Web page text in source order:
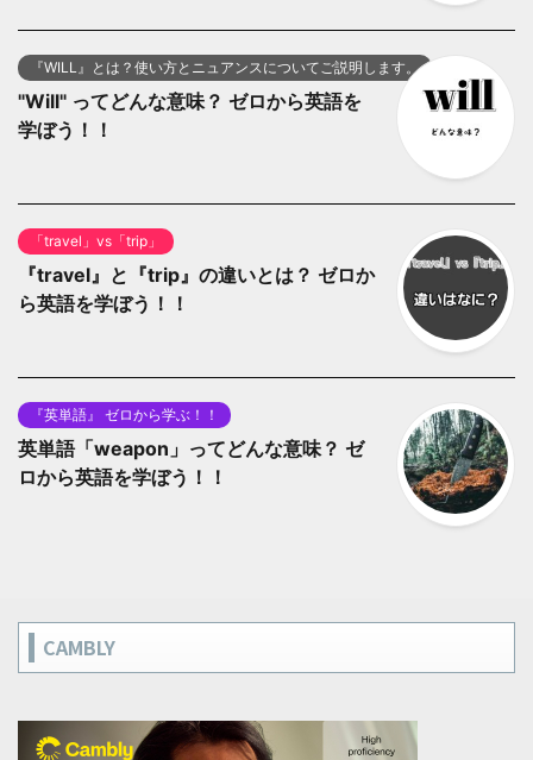
『WILL』とは？使い方とニュアンスについてご説明します。
"Will" ってどんな意味？ ゼロから英語を
学ぼう！！
「travel」vs「trip」
『travel』と『trip』の違いとは？ ゼロか
ら英語を学ぼう！！
『英単語』 ゼロから学ぶ！！
英単語「weapon」ってどんな意味？ ゼ
ロから英語を学ぼう！！
CAMBLY